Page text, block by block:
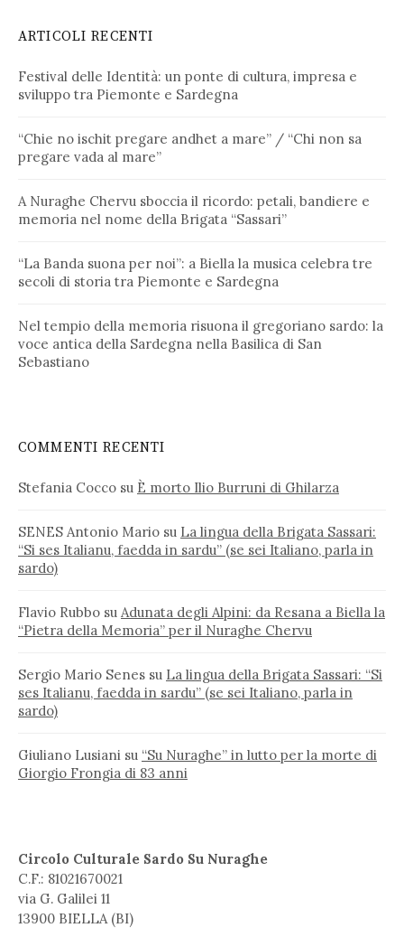
ARTICOLI RECENTI
Festival delle Identità: un ponte di cultura, impresa e
sviluppo tra Piemonte e Sardegna
“Chie no ischit pregare andhet a mare” / “Chi non sa
pregare vada al mare”
A Nuraghe Chervu sboccia il ricordo: petali, bandiere e
memoria nel nome della Brigata “Sassari”
“La Banda suona per noi”: a Biella la musica celebra tre
secoli di storia tra Piemonte e Sardegna
Nel tempio della memoria risuona il gregoriano sardo: la
voce antica della Sardegna nella Basilica di San
Sebastiano
COMMENTI RECENTI
Stefania Cocco su È morto Ilio Burruni di Ghilarza
SENES Antonio Mario su La lingua della Brigata Sassari:
“Si ses Italianu, faedda in sardu” (se sei Italiano, parla in
sardo)
Flavio Rubbo su Adunata degli Alpini: da Resana a Biella la
“Pietra della Memoria” per il Nuraghe Chervu
Sergio Mario Senes su La lingua della Brigata Sassari: “Si
ses Italianu, faedda in sardu” (se sei Italiano, parla in
sardo)
Giuliano Lusiani su “Su Nuraghe” in lutto per la morte di
Giorgio Frongia di 83 anni
Circolo Culturale Sardo Su Nuraghe
C.F.: 81021670021
via G. Galilei 11
13900 BIELLA (BI)